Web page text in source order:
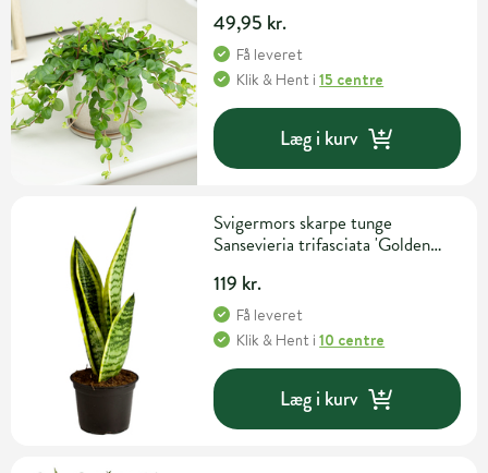
49,95 kr.
Få leveret
Klik & Hent i15 centre
Læg i kurv
Svigermors skarpe tunge
Sansevieria trifasciata 'Golden
119 kr.
Få leveret
Klik & Hent i10 centre
Læg i kurv